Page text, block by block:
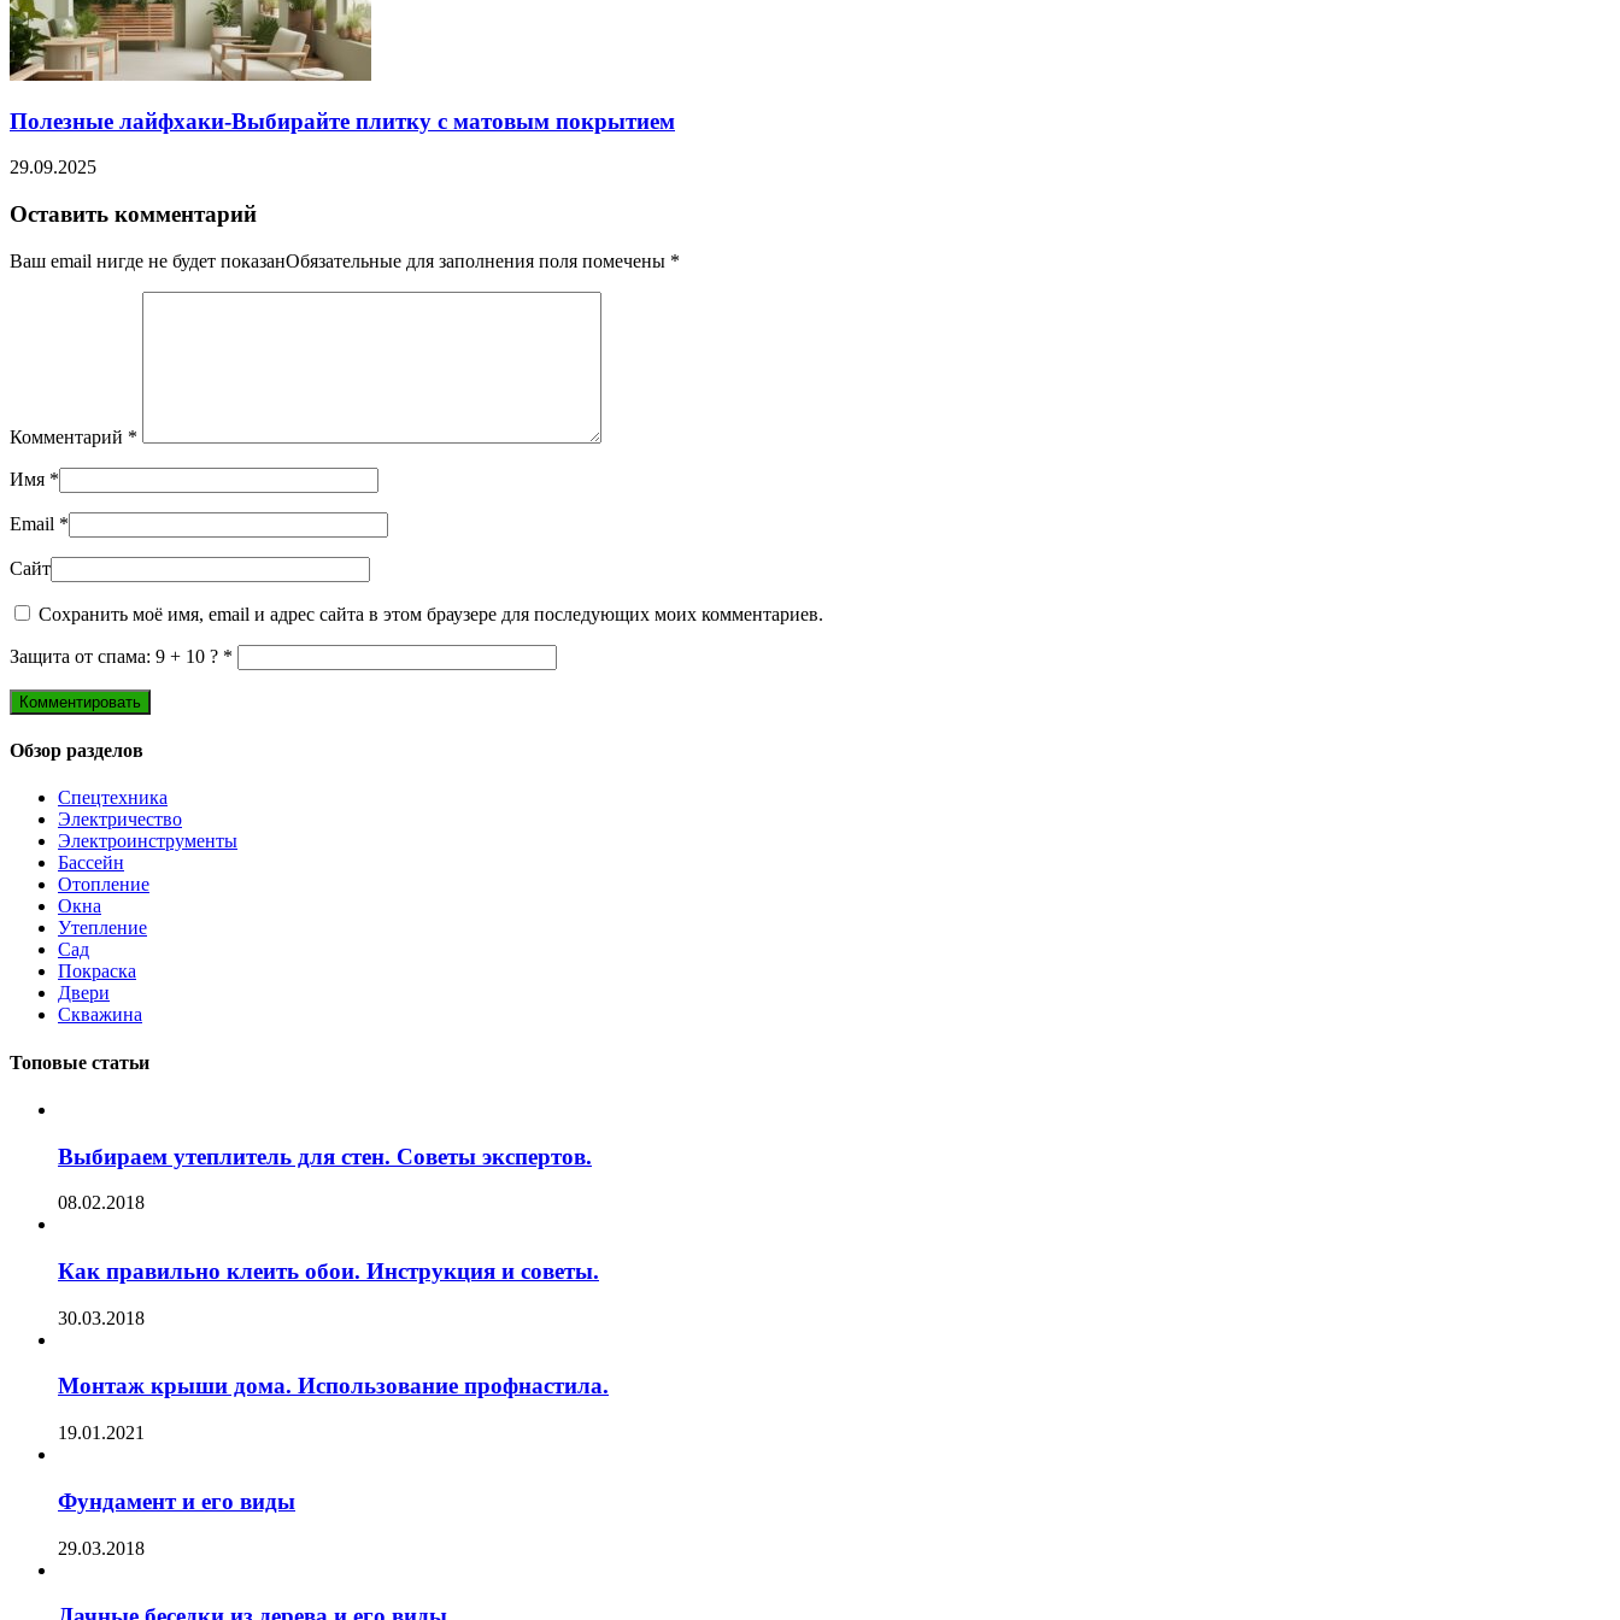
Полезные лайфхаки-Выбирайте плитку с матовым покрытием
29.09.2025
Оставить комментарий
Ваш email нигде не будет показанОбязательные для заполнения поля помечены *
Комментарий *
Имя *
Email *
Сайт
Сохранить моё имя, email и адрес сайта в этом браузере для последующих моих комментариев.
Защита от спама: 9 + 10 ? *
Обзор разделов
Спецтехника
Электричество
Электроинструменты
Бассейн
Отопление
Окна
Утепление
Сад
Покраска
Двери
Скважина
Топовые статьи
Выбираем утеплитель для стен. Советы экспертов.
08.02.2018
Как правильно клеить обои. Инструкция и советы.
30.03.2018
Монтаж крыши дома. Использование профнастила.
19.01.2021
Фундамент и его виды
29.03.2018